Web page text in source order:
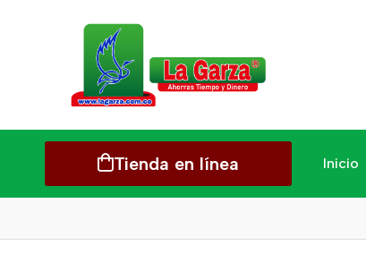
Tienda en línea Inicio